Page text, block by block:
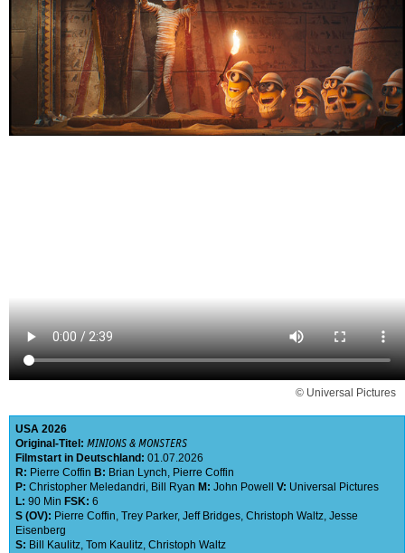
© Universal Pictures
USA 2026
Original-Titel: MINIONS & MONSTERS
Filmstart in Deutschland: 01.07.2026
R: Pierre Coffin B: Brian Lynch, Pierre Coffin
P: Christopher Meledandri, Bill Ryan M: John Powell V: Universal Pictures
L: 90 Min FSK: 6
S (OV): Pierre Coffin, Trey Parker, Jeff Bridges, Christoph Waltz, Jesse
Eisenberg
S: Bill Kaulitz, Tom Kaulitz, Christoph Waltz